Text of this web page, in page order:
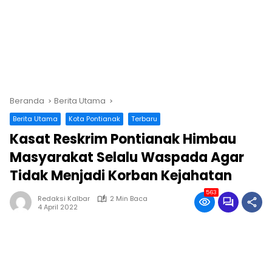
Beranda Berita Utama
Berita Utama Kota Pontianak Terbaru
Kasat Reskrim Pontianak Himbau
Masyarakat Selalu Waspada Agar
Tidak Menjadi Korban Kejahatan
Redaksi Kalbar
2 Min Baca
4 April 2022
563